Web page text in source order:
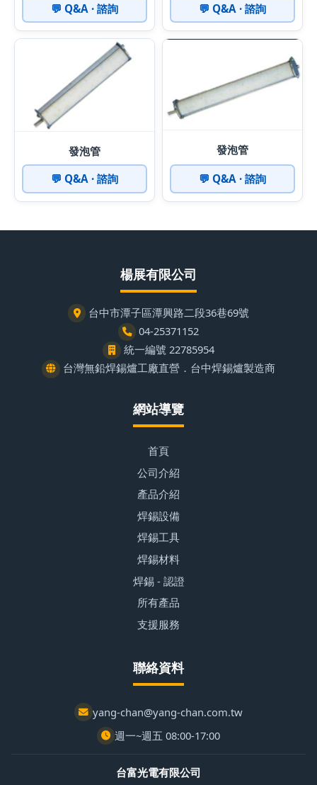
💬 Q&A · 諮詢
💬 Q&A · 諮詢
發泡管
💬 Q&A · 諮詢
發泡管
💬 Q&A · 諮詢
楊展有限公司
台中市潭子區潭興路二段36巷69號
04-25371152
統一編號 22785954
台灣無鉛焊錫爐工廠直營．台中焊錫爐製造商
網站導覽
首頁
公司介紹
產品介紹
焊錫設備
焊錫工具
焊錫材料
焊錫 - 認證
所有產品
支援服務
聯絡資料
yang-chan@yang-chan.com.tw
週一~週五 08:00-17:00
台富光電有限公司